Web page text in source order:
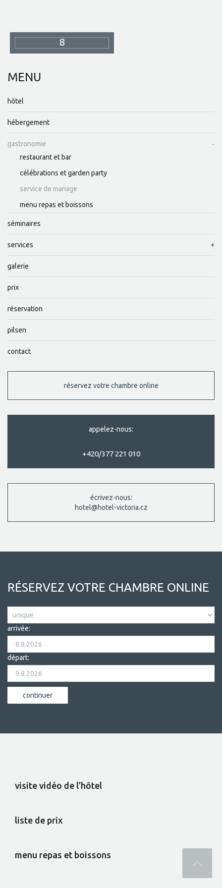
8
MENU
hôtel
hébergement
gastronomie
restaurant et bar
célébrations et garden party
service de mariage
menu repas et boissons
séminaires
services
galerie
prix
réservation
pilsen
contact
réservez votre chambre online
appelez-nous:
+420/377 221 010
écrivez-nous:
hotel@hotel-victoria.cz
RÉSERVEZ VOTRE CHAMBRE ONLINE
arrivée:
départ:
visite vidéo de l’hôtel
liste de prix
menu repas et boissons